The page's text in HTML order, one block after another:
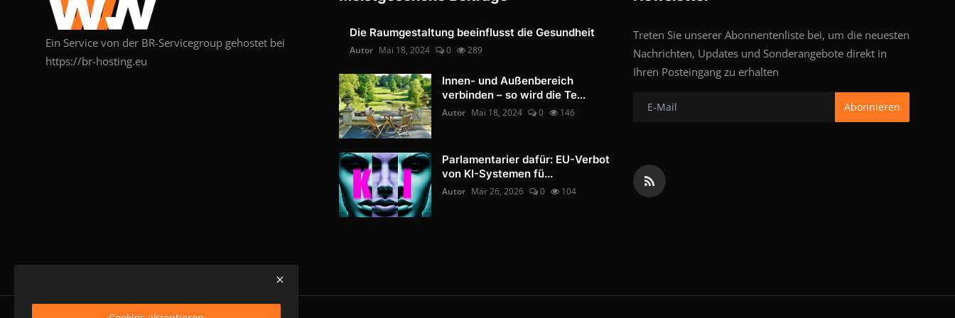
Ein Service von der BR-Servicegroup gehostet bei
https://br-hosting.eu
Die Raumgestaltung beeinflusst die Gesundheit
Autor Mai 18, 2024 0 289
Innen- und Außenbereich
verbinden – so wird die Te...
Autor Mai 18, 2024 0 146
Parlamentarier dafür: EU-Verbot
von KI-Systemen fü...
Autor Mär 26, 2026 0 104
Treten Sie unserer Abonnentenliste bei, um die neuesten
Nachrichten, Updates und Sonderangebote direkt in
Ihren Posteingang zu erhalten
Abonnieren